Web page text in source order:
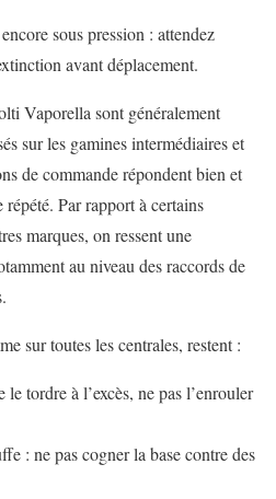
sous pression : attendez
avant déplacement.
Vaporella sont généralement
sur les gamines intermédiaires et
de commande répondent bien et
répété. Par rapport à certains
marques, on ressent une
au niveau des raccords de
sur toutes les centrales, restent :
tordre à l’excès, ne pas l’enrouler
: ne pas cogner la base contre des